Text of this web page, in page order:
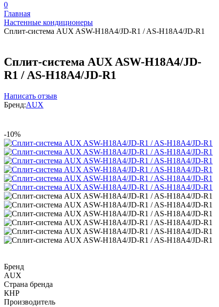
0
Главная
Настенные кондиционеры
Сплит-система AUX ASW-H18A4/JD-R1 / AS-H18A4/JD-R1
Сплит-система AUX ASW-H18A4/JD-
R1 / AS-H18A4/JD-R1
Написать отзыв
Бренд:AUX
-10%
Бренд
AUX
Страна бренда
КНР
Производитель